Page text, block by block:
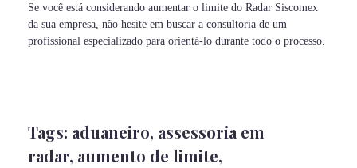
Se você está considerando aumentar o limite do Radar Siscomex
da sua empresa, não hesite em buscar a consultoria de um
profissional especializado para orientá-lo durante todo o processo.
Tags: aduaneiro, assessoria em
radar, aumento de limite,